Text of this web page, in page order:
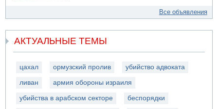
Все объявления
АКТУАЛЬНЫЕ ТЕМЫ
цахал ормузский пролив убийство адвоката
ливан армия обороны израиля
убийства в арабском секторе беспорядки